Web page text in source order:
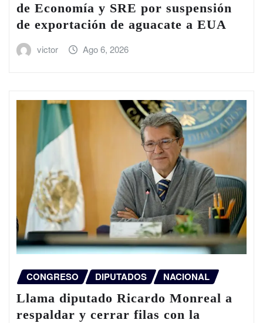
de Economía y SRE por suspensión
de exportación de aguacate a EUA
victor Ago 6, 2026
CONGRESO DIPUTADOS NACIONAL
Llama diputado Ricardo Monreal a
respaldar y cerrar filas con la